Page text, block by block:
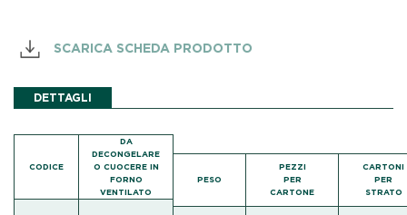
SCARICA SCHEDA PRODOTTO
DETTAGLI
CODICE
DA
DECONGELARE
O CUOCERE IN
FORNO
VENTILATO
PESO
PEZZI
PER
CARTONE
CARTONI
PER
STRATO